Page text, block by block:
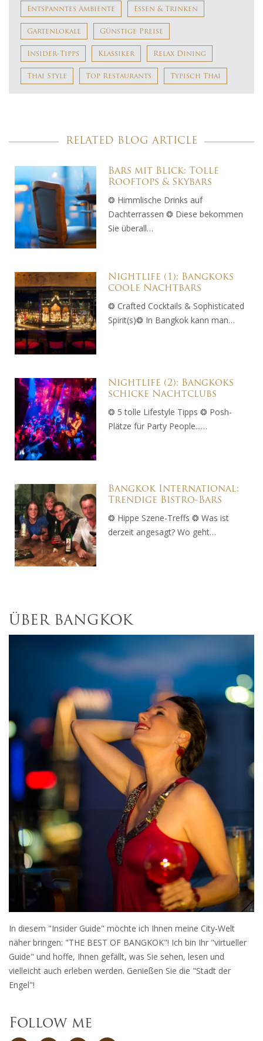
Entspanntes Ambiente Essen & Trinken
Gartenlokale Günstige Preise
Insider-Tipps Klassiker Relax Dining
Thai Style Top Restaurants Typisch Thai
RELATED BLOG ARTICLE
Bars mit Blick: Tolle
Rooftops & Skybars
❂ Himmlische Drinks auf
Dachterrassen ❂ Diese bekommen
Sie überall…
Nightlife (1): Bangkoks
coole Nachtbars
❂ Crafted Cocktails & Sophisticated
Spirit(s)❂ In Bangkok kann man…
Nightlife (2): Bangkoks
schicke Nachtclubs
❂ 5 tolle Lifestyle Tipps ❂ Posh-
Plätze für Party People...…
Bangkok International:
Trendige Bistro-Bars
❂ Hippe Szene-Treffs ❂ Was ist
derzeit angesagt? Wo geht…
ÜBER BANGKOK
In diesem "Insider Guide" möchte ich Ihnen meine City-Welt
näher bringen: "THE BEST OF BANGKOK"! Ich bin Ihr "virtueller
Guide" und hoffe, Ihnen gefällt, was Sie sehen, lesen und
vielleicht auch erleben werden. Genießen Sie die "Stadt der
Engel"!
Follow me